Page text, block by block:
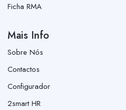
Ficha RMA
Mais Info
Sobre Nós
Contactos
Configurador
2smart HR